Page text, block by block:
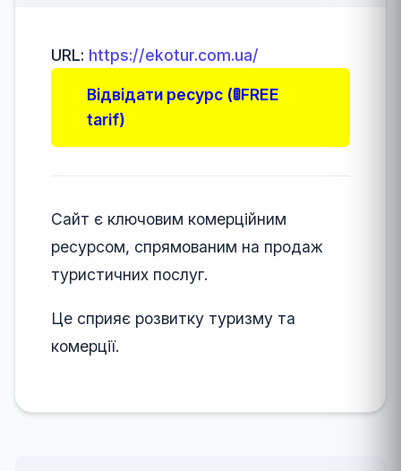
URL: https://ekotur.com.ua/
Відвідати ресурс (🚦FREE
tarif)
Сайт є ключовим комерційним
ресурсом, спрямованим на продаж
туристичних послуг.
Це сприяє розвитку туризму та
комерції.